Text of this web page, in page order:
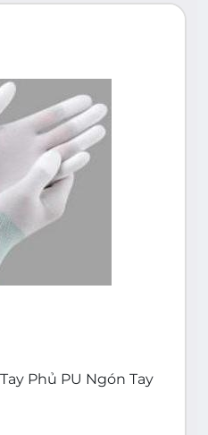
Phủ PU Ngón Tay